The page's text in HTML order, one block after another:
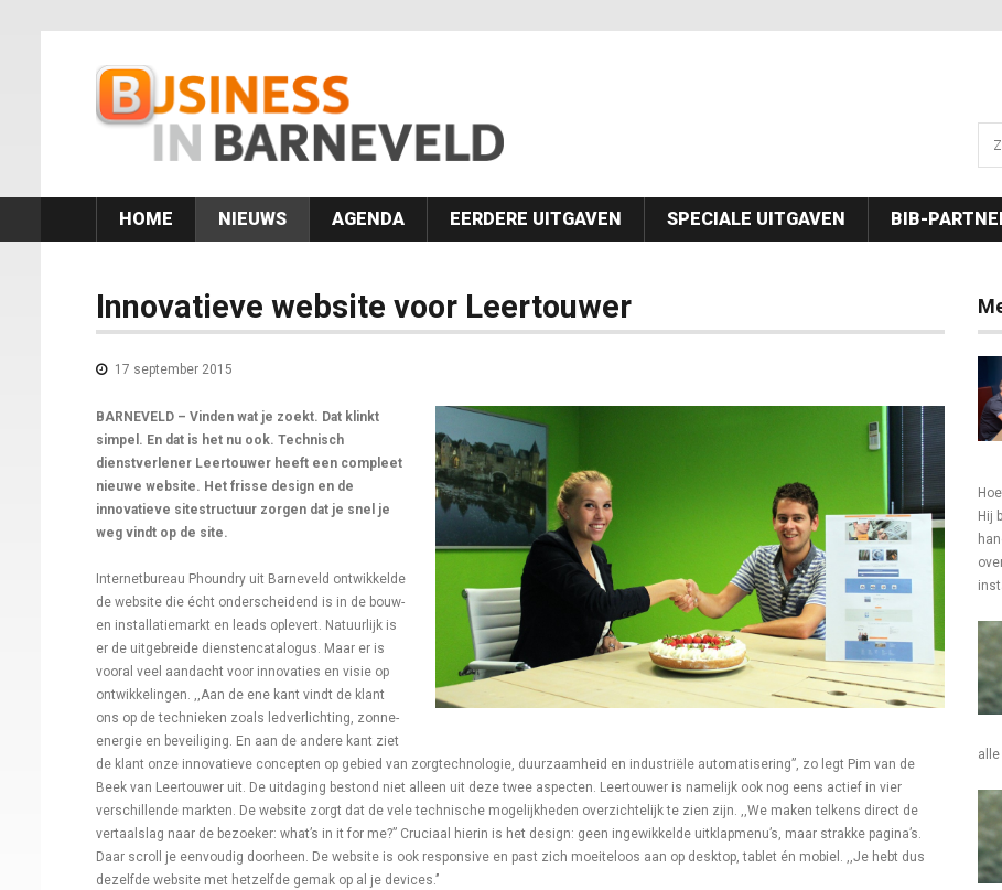
HOME NIEUWS AGENDA EERDERE UITGAVEN SPECIALE UITGAVEN BIB-
Innovatieve website voor Leertouwer
17 september 2015
BARNEVELD – Vinden wat je zoekt. Dat klinkt
simpel. En dat is het nu ook. Technisch
dienstverlener Leertouwer heeft een compleet
nieuwe website. Het frisse design en de
innovatieve sitestructuur zorgen dat je snel je
weg vindt op de site.
Internetbureau Phoundry uit Barneveld ontwikkelde
de website die écht onderscheidend is in de bouw-
en installatiemarkt en leads oplevert. Natuurlijk is
er de uitgebreide dienstencatalogus. Maar er is
vooral veel aandacht voor innovaties en visie op
ontwikkelingen. ,,Aan de ene kant vindt de klant
ons op de technieken zoals ledverlichting, zonne-
energie en beveiliging. En aan de andere kant ziet
de klant onze innovatieve concepten op gebied van zorgtechnologie, duurzaamheid en industriële automatisering”, zo legt Pim van de
Beek van Leertouwer uit. De uitdaging bestond niet alleen uit deze twee aspecten. Leertouwer is namelijk ook nog eens actief in vier
verschillende markten. De website zorgt dat de vele technische mogelijkheden overzichtelijk te zien zijn. ,,We maken telkens direct de
vertaalslag naar de bezoeker: what’s in it for me?” Cruciaal hierin is het design: geen ingewikkelde uitklapmenu’s, maar strakke pagina’s.
Daar scroll je eenvoudig doorheen. De website is ook responsive en past zich moeiteloos aan op desktop, tablet én mobiel. ,,Je hebt dus
dezelfde website met hetzelfde gemak op al je devices.’’
Hij